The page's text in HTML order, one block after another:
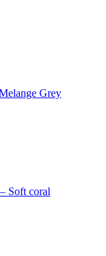
Grey
Soft coral